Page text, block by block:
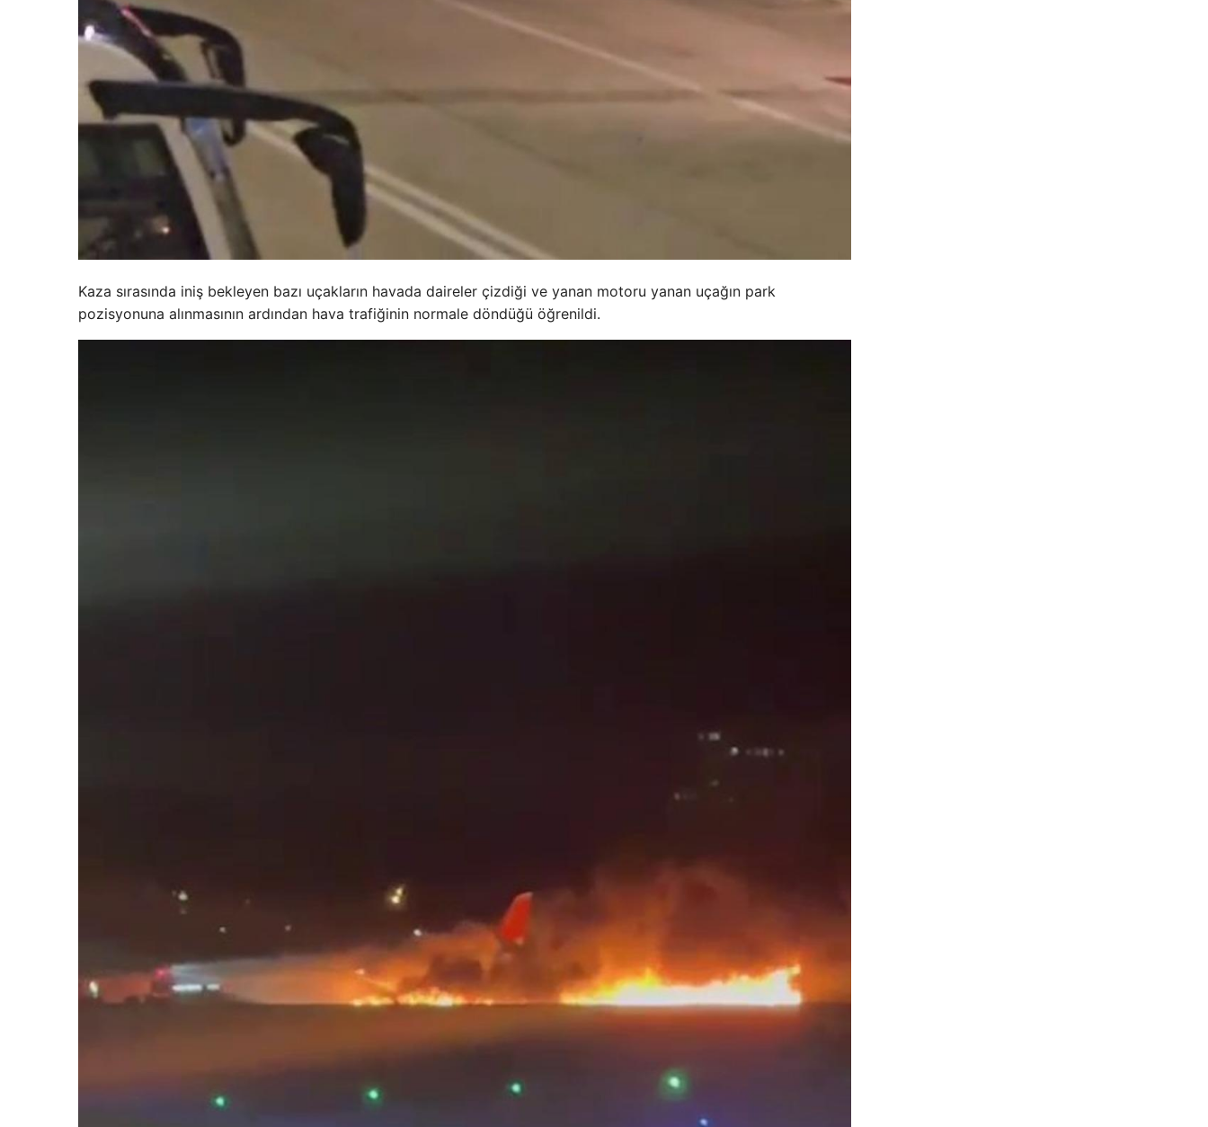
Kaza sırasında iniş bekleyen bazı uçakların havada daireler çizdiği ve yanan motoru yanan uçağın park
pozisyonuna alınmasının ardından hava trafiğinin normale döndüğü öğrenildi.